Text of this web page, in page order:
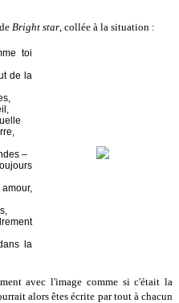
Bright star , collée à la situation :
toi
de la
–
la
avec l'image comme si c'était la
alors êtes écrite par tout à chacun